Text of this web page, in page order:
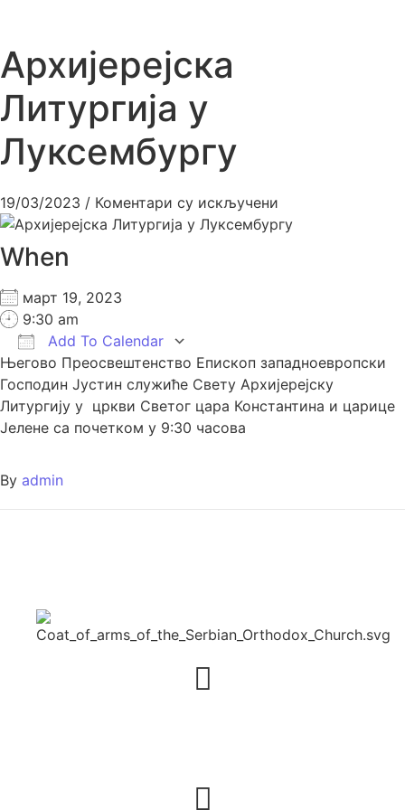
Архијерејска
Литургија у
Луксембургу
19/03/2023 / Коментари су искључени
When
март 19, 2023
9:30 am
Add To Calendar
Download ICS
Google Calendar
iCalendarOffice 365Outlook Live
Његово Преосвештенство Епископ западноевропски
Господин Јустин служиће Свету Архијерејску
Литургију у цркви Светог цара Константина и царице
Јелене са почетком у 9:30 часова
By admin